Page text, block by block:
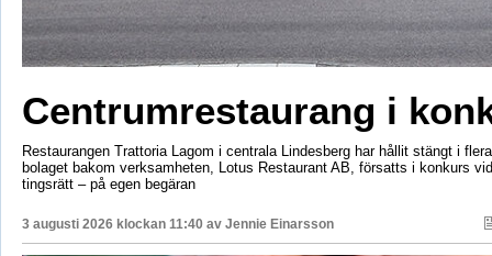
Centrumrestaurang i
Restaurangen Trattoria Lagom i centrala Lindesberg har hållit stängt i
bolaget bakom verksamheten, Lotus Restaurant AB, försatts i konkurs
tingsrätt – på egen begäran
3 augusti 2026 klockan 11:40 av Jennie Einarsson